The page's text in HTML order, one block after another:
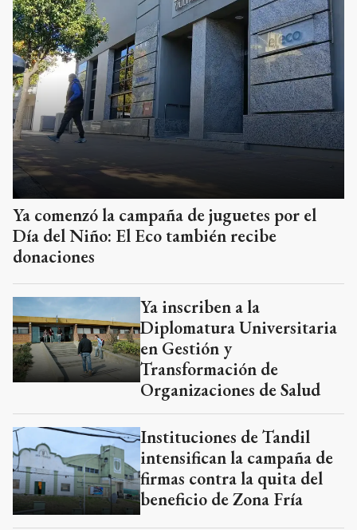
Ya comenzó la campaña de juguetes por el
Día del Niño: El Eco también recibe
donaciones
Ya inscriben a la
Diplomatura Universitaria
en Gestión y
Transformación de
Organizaciones de Salud
Instituciones de Tandil
intensifican la campaña de
firmas contra la quita del
beneficio de Zona Fría